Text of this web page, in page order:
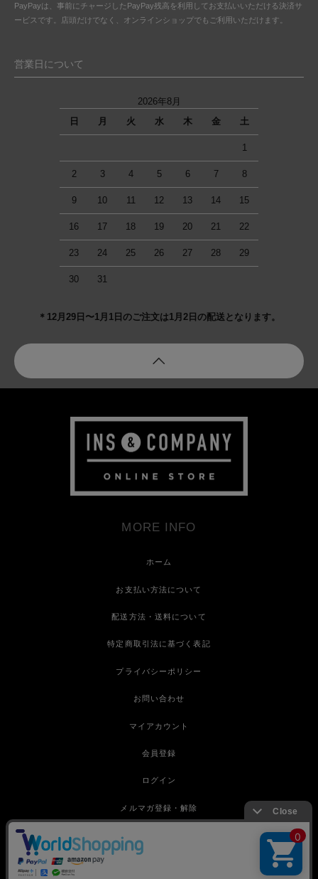
PayPayは、事前にチャージしたPayPay残高を利用してお支払いいただける決済サ
ービスです。店頭だけでなく、オンラインショップでもご利用いただけます。
営業日について
2026年8月
日
月 火 水 木 金 土
1
2 3 4 5 6 7 8
9 10 11 12 13 14 15
16 17 18 19 20 21 22
23 24 25 26 27 28 29
30 31
＊12月29日〜1月1日のご注文は1月2日の配送となります。
MORE INFO
ホーム
お支払い方法について
配送方法・送料について
特定商取引法に基づく表記
プライバシーポリシー
お問い合わせ
マイアカウント
会員登録
ログイン
メルマガ登録・解除